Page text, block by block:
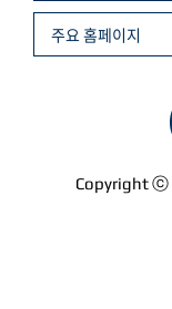
Copyright ⓒ
주요 홈페이지